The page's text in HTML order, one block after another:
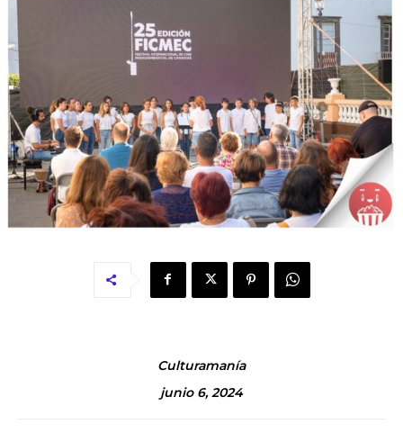
Culturamanía
junio 6, 2024